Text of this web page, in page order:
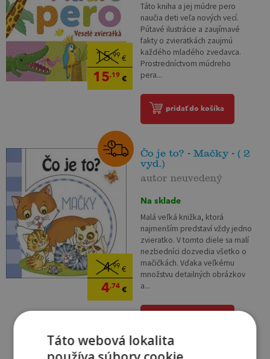
15,99 €
15,19€
Táto kniha a jej múdre pero
naučia deti veľa nových vecí.
Pútavé ilustrácie a zaujímavé
fakty o zvieratkách zaujmú
každého mladého zvedavca.
Prostredníctvom múdreho
pera...
pridať do košíka
4,99 €
4,74€
Čo je to? - Mačky - ( 2
vyd.)
autor neuvedený
Na sklade
Malá veľká knižka, ktorá
najmenším predstaví vždy jedno
zvieratko. V tomto diele sa malí
nezbedníci dozvedia všetko o
mačičkách. Vďaka veľkému
množstvu detailných obrázkov
a...
Táto webová lokalita